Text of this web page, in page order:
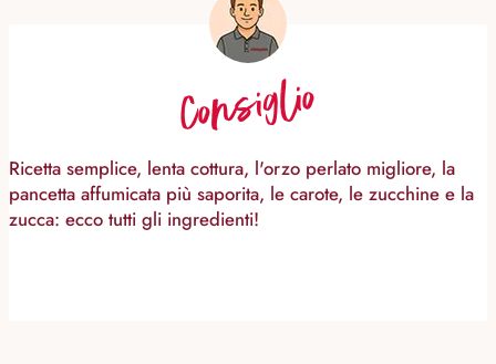
Consiglio
Ricetta semplice, lenta cottura, l'orzo perlato migliore, la
pancetta affumicata più saporita, le carote, le zucchine e la
zucca: ecco tutti gli ingredienti!